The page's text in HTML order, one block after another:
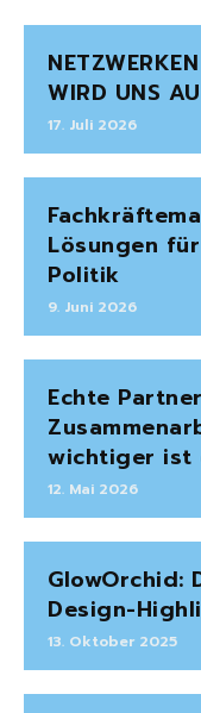
WIRD UNS
17. Juli 2026
Lösungen
Politik
9. Juni 2026
Echte
wichtiger ist
12. Mai 2026
GlowOrchid:
Design-
13. Oktober 2025